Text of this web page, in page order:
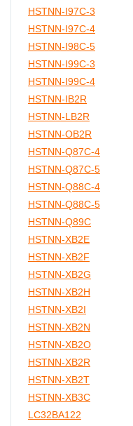
HSTNN-I97C-3
HSTNN-I97C-4
HSTNN-I98C-5
HSTNN-I99C-3
HSTNN-I99C-4
HSTNN-IB2R
HSTNN-LB2R
HSTNN-OB2R
HSTNN-Q87C-4
HSTNN-Q87C-5
HSTNN-Q88C-4
HSTNN-Q88C-5
HSTNN-Q89C
HSTNN-XB2E
HSTNN-XB2F
HSTNN-XB2G
HSTNN-XB2H
HSTNN-XB2I
HSTNN-XB2N
HSTNN-XB2O
HSTNN-XB2R
HSTNN-XB2T
HSTNN-XB3C
LC32BA122